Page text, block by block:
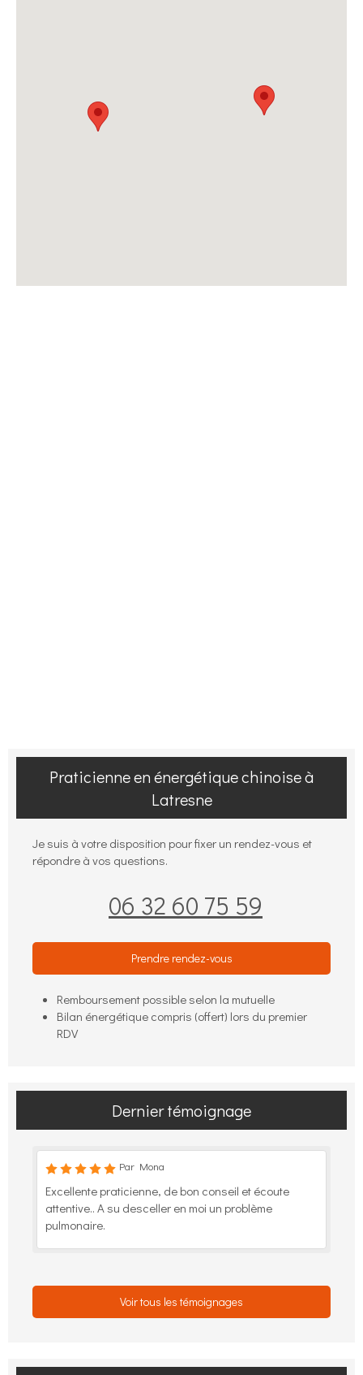
Praticienne en énergétique chinoise à
Latresne
Je suis à votre disposition pour fixer un rendez-vous et
répondre à vos questions.
06 32 60 75 59
Prendre rendez-vous
Remboursement possible selon la mutuelle
Bilan énergétique compris (offert) lors du premier
RDV
Dernier témoignage
Par Mona
Excellente praticienne, de bon conseil et écoute
attentive.. A su desceller en moi un problème
pulmonaire.
Voir tous les témoignages